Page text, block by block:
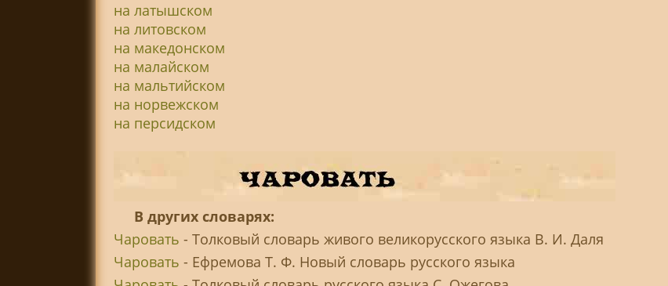
на латышском
на литовском
на македонском
на малайском
на мальтийском
на норвежском
на персидском
В других словарях:
Чаровать - Толковый словарь живого великорусского языка В. И. Даля
Чаровать - Ефремова Т. Ф. Новый словарь русского языка